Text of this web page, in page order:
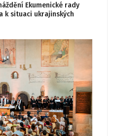
Ekumenické rady
k situaci ukrajinských